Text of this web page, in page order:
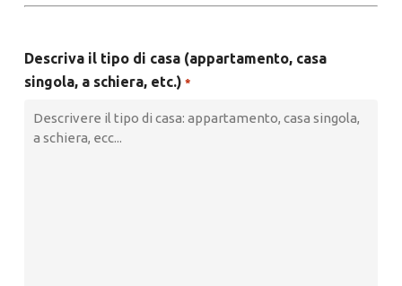
Descriva il tipo di casa (appartamento, casa
singola, a schiera, etc.) *